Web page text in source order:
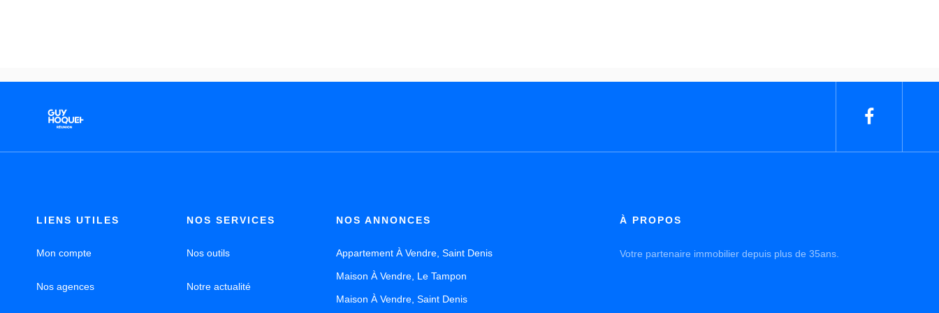
LIENS UTILES
Mon compte
Nos agences
NOS SERVICES
Nos outils
Notre actualité
NOS ANNONCES
Appartement À Vendre, Saint Denis
Maison À Vendre, Le Tampon
Maison À Vendre, Saint Denis
À PROPOS
Sur le littoral oriental de l’île, précisément sur la côte au vent,